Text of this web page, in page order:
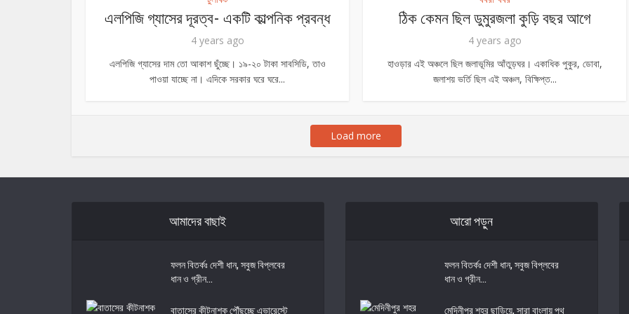
এলপিজি গ্যাসের দূরত্ব- একটি কাল্পনিক প্রবন্ধ
4 years ago
এলপিজি গ্যাসের দাম তো আকাশ ছুঁচ্ছে। ১৯-২০ টাকা সাবসিডি, তাও
পাওয়া যাচ্ছে না। এদিকে সরকার ঘরে ঘরে...
ঠিক কেমন ছিল ডুমুরজলা কুড়ি বছর আগে
4 years ago
হাওড়ার এই অঞ্চলে ছিল জলাভূমির আঁতুড়ঘর। একাধিক পুকুর, ডোবা,
জলাশয় ভর্তি ছিল এই অঞ্চল, বিক্ষিপ্ত...
Load more
আমাদের বাছাই
ফলন বিতর্কঃ দেশী ধান, সবুজ বিপ্লবের
ধান ও গ্রীন...
বাতাসের কীটনাশক পৌঁছচ্ছে এভারেস্টে
আরো পড়ুন
ফলন বিতর্কঃ দেশী ধান, সবুজ বিপ্লবের
ধান ও গ্রীন...
মেদিনীপুর শহর ছাড়িয়ে, সারা বাংলায় পথ